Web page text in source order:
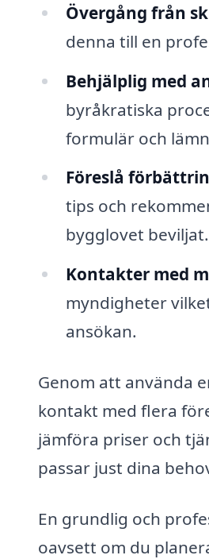
Övergång från
denna till en
Behjälplig med
byråkratiska
formulär och
Föreslå
tips och
bygglovet beviljat.
Kontakter med
myndigheter
ansökan.
Genom att använda
kontakt med flera
jämföra priser och
passar just dina
En grundlig och
oavsett om du